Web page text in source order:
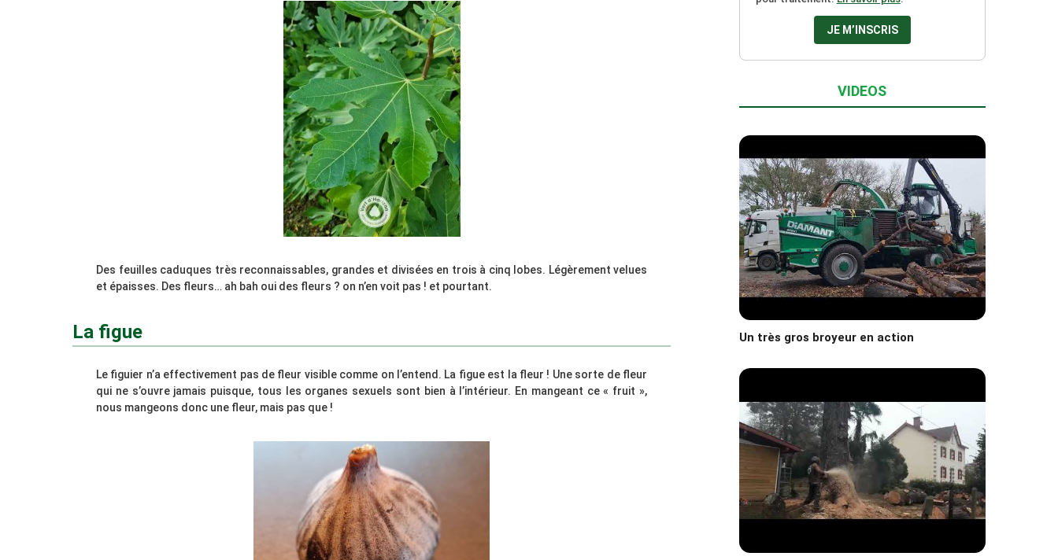
Des feuilles caduques très reconnaissables, grandes et divisées en trois à cinq lobes. Légèrement velues
et épaisses. Des fleurs… ah bah oui des fleurs ? on n’en voit pas ! et pourtant.
La figue
Le figuier n’a effectivement pas de fleur visible comme on l’entend. La figue est la fleur ! Une sorte de fleur
qui ne s’ouvre jamais puisque, tous les organes sexuels sont bien à l’intérieur. En mangeant ce « fruit »,
nous mangeons donc une fleur, mais pas que !
VIDEOS
Un très gros broyeur en action